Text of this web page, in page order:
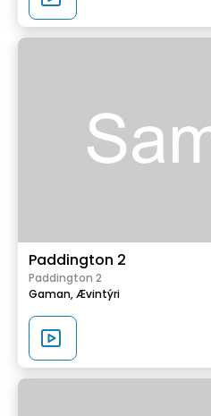
Paddington 2
Paddington 2
Gaman,Ævintýri